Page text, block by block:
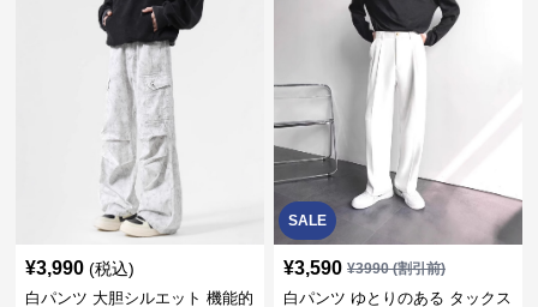
¥3,990 (税込)
白パンツ 大胆シルエット 機能的
SALE
¥3,590 ¥3990(割引前)
白パンツ ゆとりのある タックス